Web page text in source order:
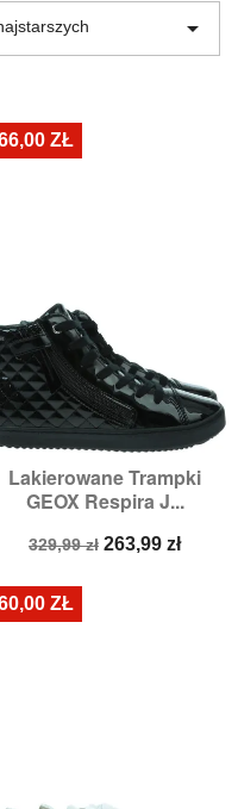

Lakierowane Trampki
GEOX Respira J...
Cena
329,99 zł Cena
263,99 zł
ZŁ
ZŁ